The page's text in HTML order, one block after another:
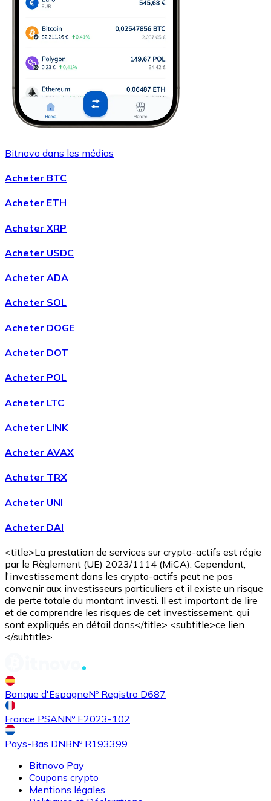
Bitnovo dans les médias
Acheter BTC
Acheter ETH
Acheter XRP
Acheter USDC
Acheter ADA
Acheter SOL
Acheter DOGE
Acheter DOT
Acheter POL
Acheter LTC
Acheter LINK
Acheter AVAX
Acheter TRX
Acheter UNI
Acheter DAI
<title>La prestation de services sur crypto-actifs est régie
par le Règlement (UE) 2023/1114 (MiCA). Cependant,
l'investissement dans les crypto-actifs peut ne pas
convenir aux investisseurs particuliers et il existe un risque
de perte totale du montant investi. Il est important de lire
et de comprendre les risques de cet investissement, qui
sont expliqués en détail dans</title> <subtitle>ce lien.
</subtitle>
Banque d'EspagneNº Registro D687
France PSANNº E2023-102
Pays-Bas DNBNº R193399
Bitnovo Pay
Coupons crypto
Mentions légales